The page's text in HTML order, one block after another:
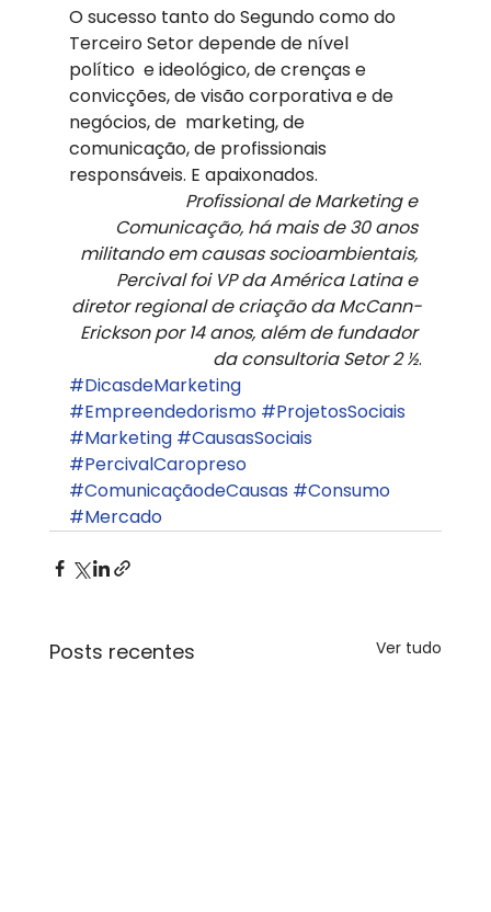
O sucesso tanto do Segundo como do
Terceiro Setor depende de nível
político  e ideológico, de crenças e
convicções, de visão corporativa e de
negócios, de  marketing, de
comunicação, de profissionais
responsáveis. E apaixonados.
Profissional de Marketing e
Comunicação, há mais de 30 anos
militando em causas socioambientais,
Percival foi VP da América Latina e
diretor regional de criação da McCann-
Erickson por 14 anos, além de fundador
da consultoria Setor 2 ½.
#DicasdeMarketing
#Empreendedorismo #ProjetosSociais
#Marketing #CausasSociais
#PercivalCaropreso
#ComunicaçãodeCausas #Consumo
#Mercado
Posts recentes Ver tudo